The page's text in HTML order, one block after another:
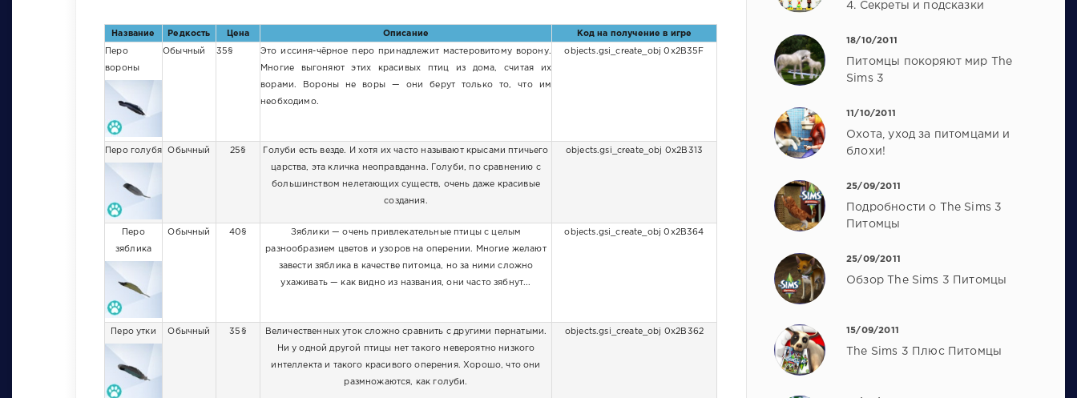
Название Редкость Цена Описание Код на получение в игре
Перо
вороны
Обычный 35§ Это иссиня-чёрное перо принадлежит мастеровитому ворону.
Многие выгоняют этих красивых птиц из дома, считая их
ворами. Вороны не воры — они берут только то, что им
необходимо.
objects.gsi_create_obj 0x2B35F
Перо голубя Обычный 25§ Голуби есть везде. И хотя их часто называют крысами птичьего
царства, эта кличка неоправданна. Голуби, по сравнению с
большинством нелетающих существ, очень даже красивые
создания.
objects.gsi_create_obj 0x2B313
Перо
зяблика
Обычный 40§ Зяблики — очень привлекательные птицы с целым
разнообразием цветов и узоров на оперении. Многие желают
завести зяблика в качестве питомца, но за ними сложно
ухаживать — как видно из названия, они часто зябнут...
objects.gsi_create_obj 0x2B364
Перо утки Обычный 35§ Величественных уток сложно сравнить с другими пернатыми.
Ни у одной другой птицы нет такого невероятно низкого
интеллекта и такого красивого оперения. Хорошо, что они
размножаются, как голуби.
objects.gsi_create_obj 0x2B362
4. Секреты и подсказки
18/10/2011
Питомцы покоряют мир The
Sims 3
11/10/2011
Охота, уход за питомцами и
блохи!
25/09/2011
Подробности о The Sims 3
Питомцы
25/09/2011
Обзор The Sims 3 Питомцы
15/09/2011
The Sims 3 Плюс Питомцы